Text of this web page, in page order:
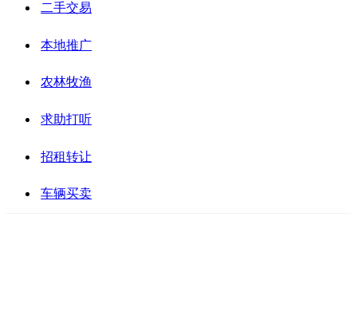
二手交易
本地推广
农林牧渔
求助打听
招租转让
车辆买卖